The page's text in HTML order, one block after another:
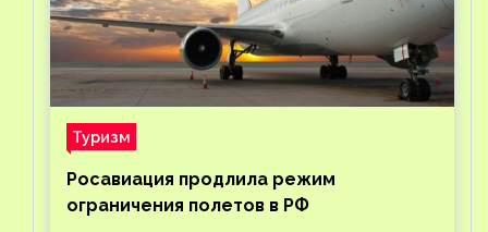
Туризм
Росавиация продлила режим
ограничения полетов в РФ